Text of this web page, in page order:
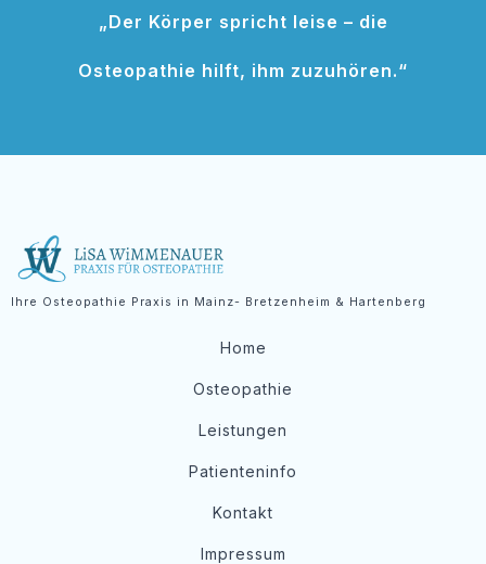
„Der Körper spricht leise – die
Osteopathie hilft, ihm zuzuhören.“
Ihre Osteopathie Praxis in Mainz- Bretzenheim & Hartenberg
Home
Osteopathie
Leistungen
Patienteninfo
Kontakt
Impressum